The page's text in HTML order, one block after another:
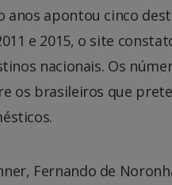
apontou cinco
e 2015, o site
nacionais. Os
os brasileiros que
Fernando de